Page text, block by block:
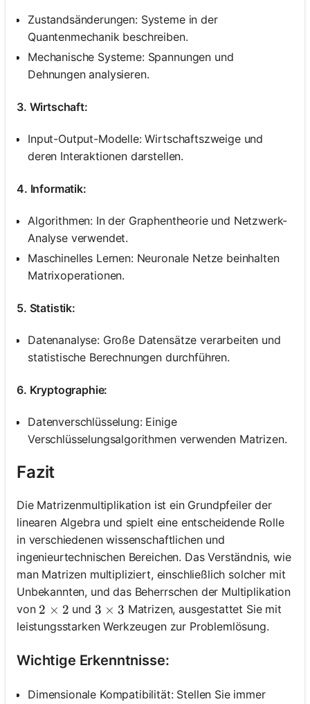
Zustandsänderungen: Systeme in der
Quantenmechanik beschreiben.
Mechanische Systeme: Spannungen und
Dehnungen analysieren.
3. Wirtschaft:
Input-Output-Modelle: Wirtschaftszweige und
deren Interaktionen darstellen.
4. Informatik:
Algorithmen: In der Graphentheorie und Netzwerk-
Analyse verwendet.
Maschinelles Lernen: Neuronale Netze beinhalten
Matrixoperationen.
5. Statistik:
Datenanalyse: Große Datensätze verarbeiten und
statistische Berechnungen durchführen.
6. Kryptographie:
Datenverschlüsselung: Einige
Verschlüsselungsalgorithmen verwenden Matrizen.
Fazit
Die Matrizenmultiplikation ist ein Grundpfeiler der
linearen Algebra und spielt eine entscheidende Rolle
in verschiedenen wissenschaftlichen und
ingenieurtechnischen Bereichen. Das Verständnis, wie
man Matrizen multipliziert, einschließlich solcher mit
Unbekannten, und das Beherrschen der Multiplikation
von 2 \times 2
2 × 2 und 3 \times 3
3 × 3 Matrizen, ausgestattet Sie mit
leistungsstarken Werkzeugen zur Problemlösung.
Wichtige Erkenntnisse:
Dimensionale Kompatibilität: Stellen Sie immer